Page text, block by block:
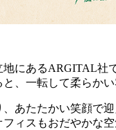
にあるARGITAL社
、一転して柔らか
あたたかい笑顔で
ィスもおだやかな